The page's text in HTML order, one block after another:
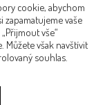
Z peněz
cookie, abychom
zapamatujeme vaše
vše“
Můžete však navštívit
souhlas.